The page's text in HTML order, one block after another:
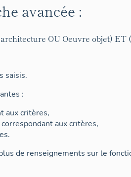
avancée :
OU Oeuvre objet)
saisis.
:
aux critères,
aux critères,
de renseignements sur le